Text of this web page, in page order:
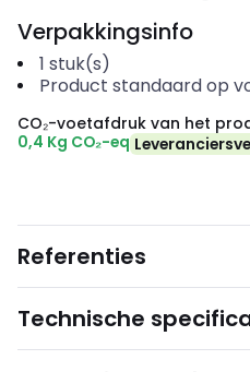
Verpakkingsinfo
1 stuk(s)
Product standaard op
CO₂-voetafdruk van het
0,4 Kg CO₂-eq
Referenties
Technische